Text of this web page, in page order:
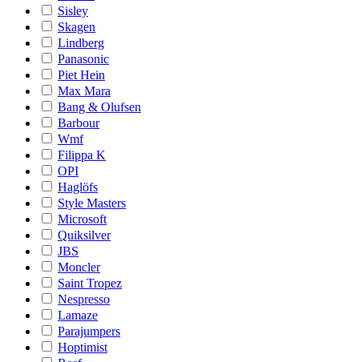
Sisley
Skagen
Lindberg
Panasonic
Piet Hein
Max Mara
Bang & Olufsen
Barbour
Wmf
Filippa K
OPI
Haglöfs
Style Masters
Microsoft
Quiksilver
JBS
Moncler
Saint Tropez
Nespresso
Lamaze
Parajumpers
Hoptimist